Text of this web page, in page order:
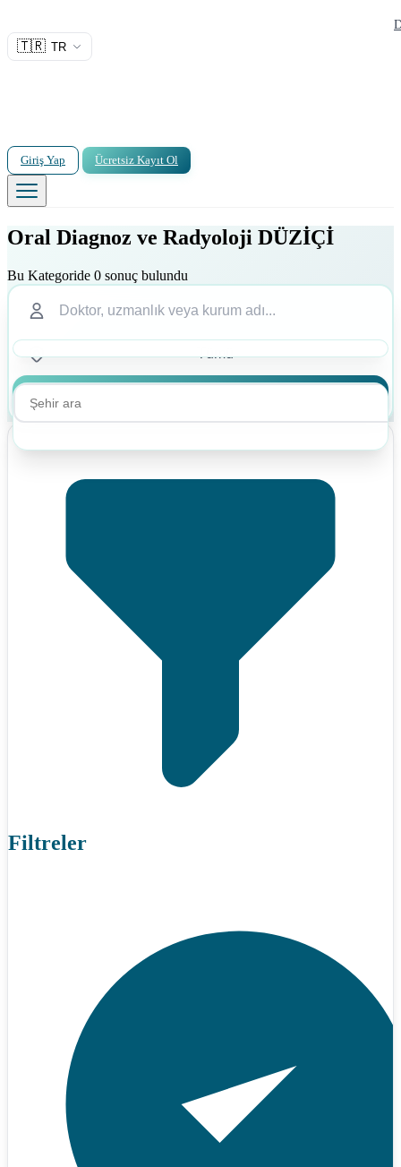
🇹🇷 TR
Giriş Yap Ücretsiz Kayıt Ol
Oral Diagnoz ve Radyoloji DÜZİÇİ
Bu Kategoride 0 sonuç bulundu
Filtreler